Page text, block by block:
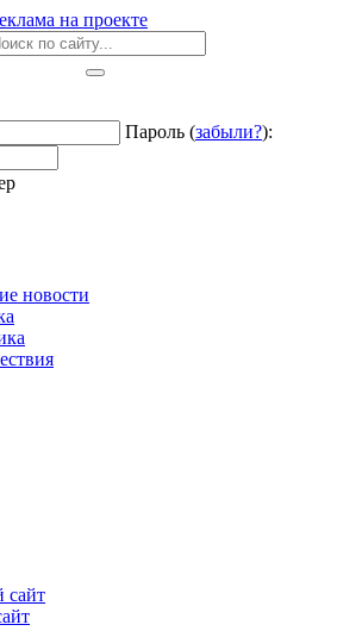
на проекте
Пароль (забыли?):
новости
сайт